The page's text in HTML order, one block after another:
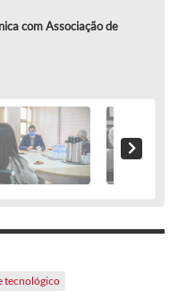
com Associação de
tecnológico